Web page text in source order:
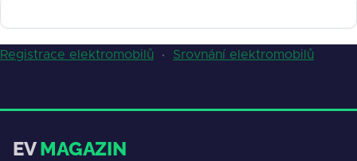
Registrace elektromobilů · Srovnání elektromobilů
EVMAGAZIN